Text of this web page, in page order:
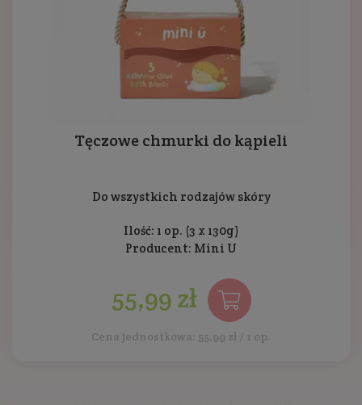
Tęczowe chmurki do kąpieli
Do wszystkich rodzajów skóry
Ilość: 1 op. (3 x 130g)
Producent: Mini U
55,99 zł
Cena jednostkowa: 55,99 zł / 1 op.